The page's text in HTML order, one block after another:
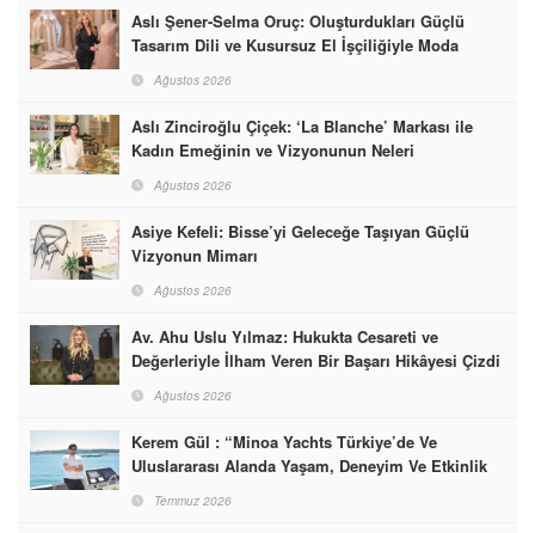
Aslı Şener-Selma Oruç: Oluşturdukları Güçlü
Tasarım Dili ve Kusursuz El İşçiliğiyle Moda
Dünyasına İmzalarını Attılar
Ağustos 2026
Aslı Zinciroğlu Çiçek: ‘La Blanche’ Markası ile
Kadın Emeğinin ve Vizyonunun Neleri
Başarabileceğinin En Güzel Örneğini Sunuyor
Ağustos 2026
Asiye Kefeli: Bisse’yi Geleceğe Taşıyan Güçlü
Vizyonun Mimarı
Ağustos 2026
Av. Ahu Uslu Yılmaz: Hukukta Cesareti ve
Değerleriyle İlham Veren Bir Başarı Hikâyesi Çizdi
Ağustos 2026
Kerem Gül : “Minoa Yachts Türkiye’de Ve
Uluslararası Alanda Yaşam, Deneyim Ve Etkinlik
Markası Olacak”
Temmuz 2026